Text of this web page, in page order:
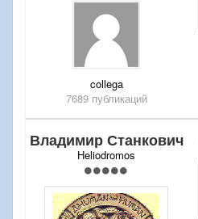
collega
7689 публикаций
Владимир Станкович
Heliodromos